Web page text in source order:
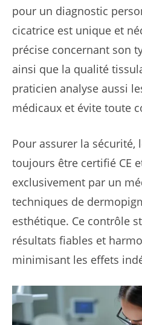
pour un diagnostic
cicatrice est unique et
précise concernant son
ainsi que la qualité
praticien analyse aussi
médicaux et évite toute
Pour assurer la
toujours être certifié CE
exclusivement par un
techniques de
esthétique. Ce contrôle
résultats fiables et
minimisant les effets